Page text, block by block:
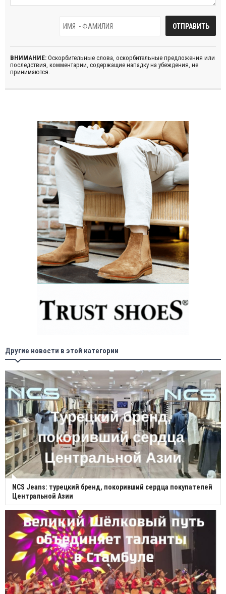
ВНИМАНИЕ: Оскорбительные слова, оскорбительные предложения или
последствия, комментарии, содержащие нападку на убеждения, не
принимаются.
Другие новости в этой категории
NCS Jeans: турецкий бренд, покоривший сердца покупателей
Центральной Азии